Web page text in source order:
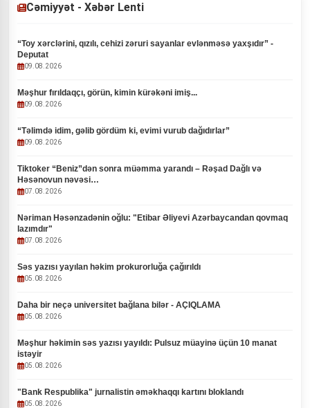
Cəmiyyət - Xəbər Lenti
“Toy xərclərini, qızılı, cehizi zəruri sayanlar evlənməsə yaxşıdır” -
Deputat
09.08.2026
Məşhur fırıldaqçı, görün, kimin kürəkəni imiş...
09.08.2026
“Təlimdə idim, gəlib gördüm ki, evimi vurub dağıdırlar”
09.08.2026
Tiktoker “Beniz”dən sonra müəmma yarandı – Rəşad Dağlı və
Həsənovun nəvəsi…
07.08.2026
Nəriman Həsənzadənin oğlu: "Etibar Əliyevi Azərbaycandan qovmaq
lazımdır"
07.08.2026
Səs yazısı yayılan həkim prokurorluğa çağırıldı
05.08.2026
Daha bir neçə universitet bağlana bilər - AÇIQLAMA
05.08.2026
Məşhur həkimin səs yazısı yayıldı: Pulsuz müayinə üçün 10 manat
istəyir
05.08.2026
"Bank Respublika" jurnalistin əməkhaqqı kartını bloklandı
05.08.2026